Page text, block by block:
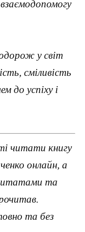
у світ
сміливість
до успіху і
читати книгу
онлайн, а
та
та без